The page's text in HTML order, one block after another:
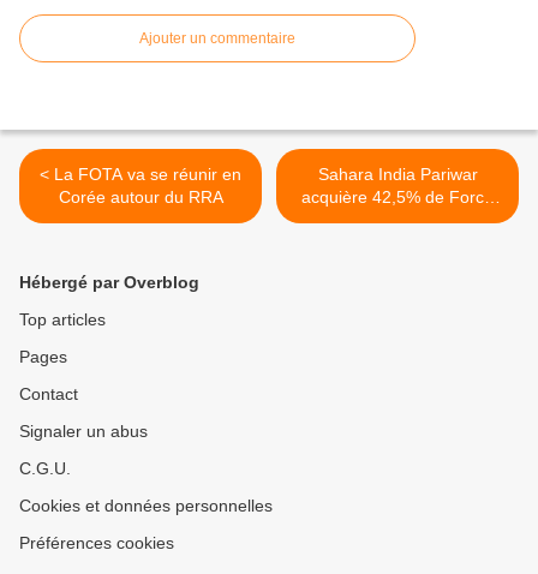
Ajouter un commentaire
< La FOTA va se réunir en
Corée autour du RRA
Sahara India Pariwar
acquière 42,5% de Force
India >
Hébergé par Overblog
Top articles
Pages
Contact
Signaler un abus
C.G.U.
Cookies et données personnelles
Préférences cookies